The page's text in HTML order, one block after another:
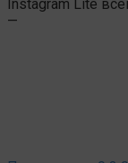
Instagram Lite
—